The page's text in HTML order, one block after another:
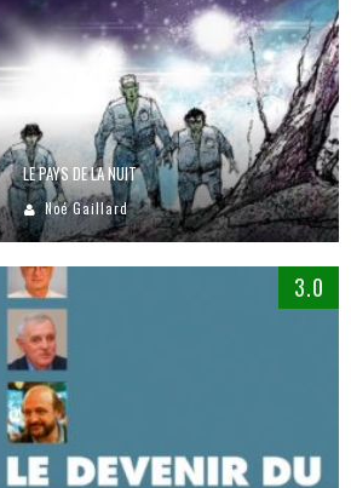
LE PAYS DE LA NUIT
Noé Gaillard
3.0